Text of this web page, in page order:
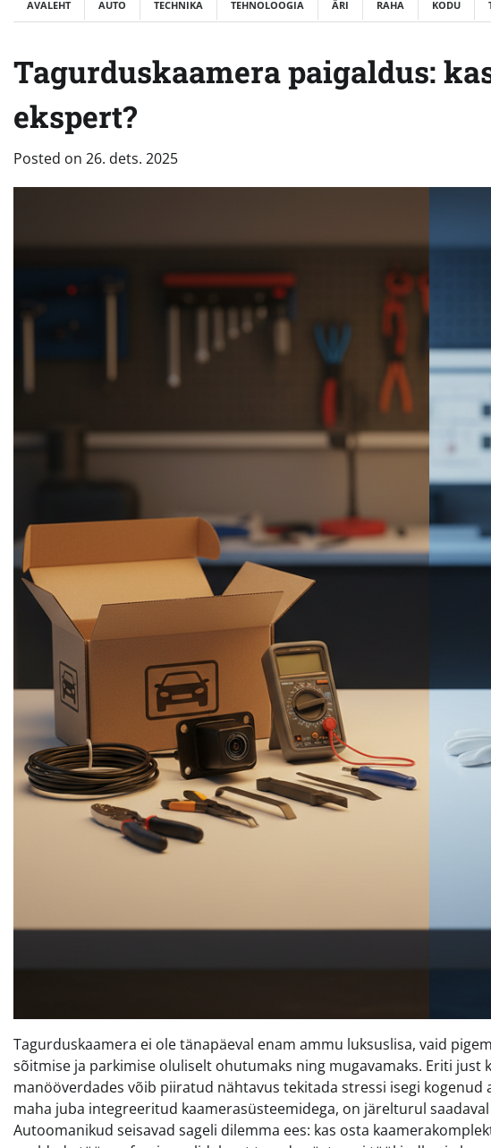
AVALEHT AUTO TECHNIKA TEHNOLOOGIA ÄRI RAHA KODU
Tagurduskaamera paigaldus:
ekspert?
Posted on 26. dets. 2025
Tagurduskaamera ei ole tänapäeval enam ammu luksuslisa, vaid
sõitmise ja parkimise oluliselt ohutumaks ning mugavamaks. Eriti
manööverdades võib piiratud nähtavus tekitada stressi isegi
maha juba integreeritud kaamerasüsteemidega, on järelturul
Autoomanikud seisavad sageli dilemma ees: kas osta